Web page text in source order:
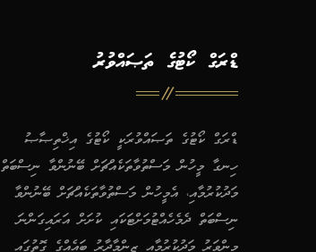
ޑްރަގް ކޯޓުގެ ތަޞައްވުރު
ޑްރަގް ކޯޓުގެ ތަޞައްވުރަކީ ކޯޓުގެ އިޚްތިޞާޞު
ހިނގާ މީހުން މަސްތުވާތަކެއްޗަށް ބޭނުންވާ ނިސްބަތް
މަދުކުރުމާއި، އެމީހުން މަސްތުވާތަކެއްޗަށް ބޭނުންވާ
ނިސްބަތް ދެމެހެއްޓުމަށްޓަކައި ކުށަށް އަރައިގަންނަ
މިންވަރު މަދުކުރުމާއި ޒިންމާދާރު ބައެއްގެ ގޮތުގައި